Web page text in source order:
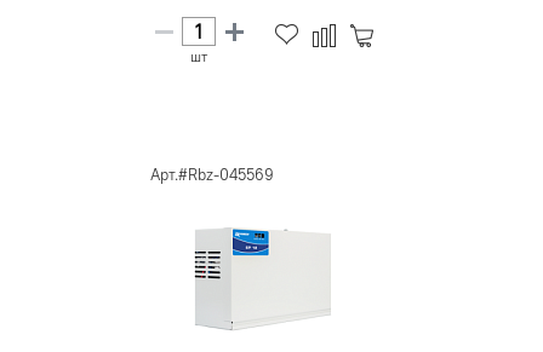
шт
Арт.#Rbz-045569